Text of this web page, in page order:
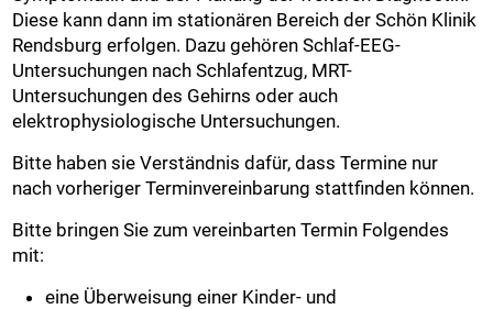
Diese kann dann im stationären Bereich der Schön Klinik
Rendsburg erfolgen. Dazu gehören Schlaf-EEG-
Untersuchungen nach Schlafentzug, MRT-
Untersuchungen des Gehirns oder auch
elektrophysiologische Untersuchungen.
Bitte haben sie Verständnis dafür, dass Termine nur
nach vorheriger Terminvereinbarung stattfinden können.
Bitte bringen Sie zum vereinbarten Termin Folgendes
mit:
eine Überweisung einer Kinder- und